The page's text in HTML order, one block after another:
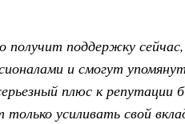
поддержку
и смогут
плюс к репутации
усиливать свой